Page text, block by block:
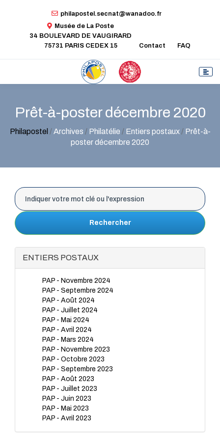
philapostel.secnat@wanadoo.fr
Musée de La Poste
34 BOULEVARD DE VAUGIRARD
75731 PARIS CEDEX 15
Contact FAQ
Prêt-à-poster décembre 2020
Philapostel /Archives / Philatélie / Entiers postaux/ Prêt-à-
poster décembre 2020
Rechercher
ENTIERS POSTAUX
PAP - Novembre 2024
PAP - Septembre 2024
PAP - Août 2024
PAP - Juillet 2024
PAP - Mai 2024
PAP - Avril 2024
PAP - Mars 2024
PAP - Novembre 2023
PAP - Octobre 2023
PAP - Septembre 2023
PAP - Août 2023
PAP - Juillet 2023
PAP - Juin 2023
PAP - Mai 2023
PAP - Avril 2023